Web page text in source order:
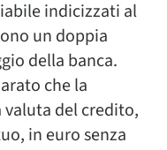
indicizzati al
un doppia
della banca.
che la
del credito,
in euro senza